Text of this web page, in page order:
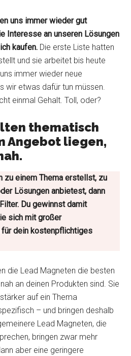
uns immer wieder gut
Interesse an unseren Lösungen
kaufen. Die erste Liste hatten
und sie arbeitet bis heute
immer wieder neue
wir etwas dafür tun müssen.
einmal Gehalt. Toll, oder?
thematisch
Angebot liegen,
zu einem Thema erstellst, zu
Lösungen anbietest, dann
Du gewinnst damit
sich mit großer
für dein kostenpflichtiges
die Lead Magneten die besten
an deinen Produkten sind. Sie
auf ein Thema
– und bringen deshalb
Lead Magneten, die
bringen zwar mehr
aber eine geringere